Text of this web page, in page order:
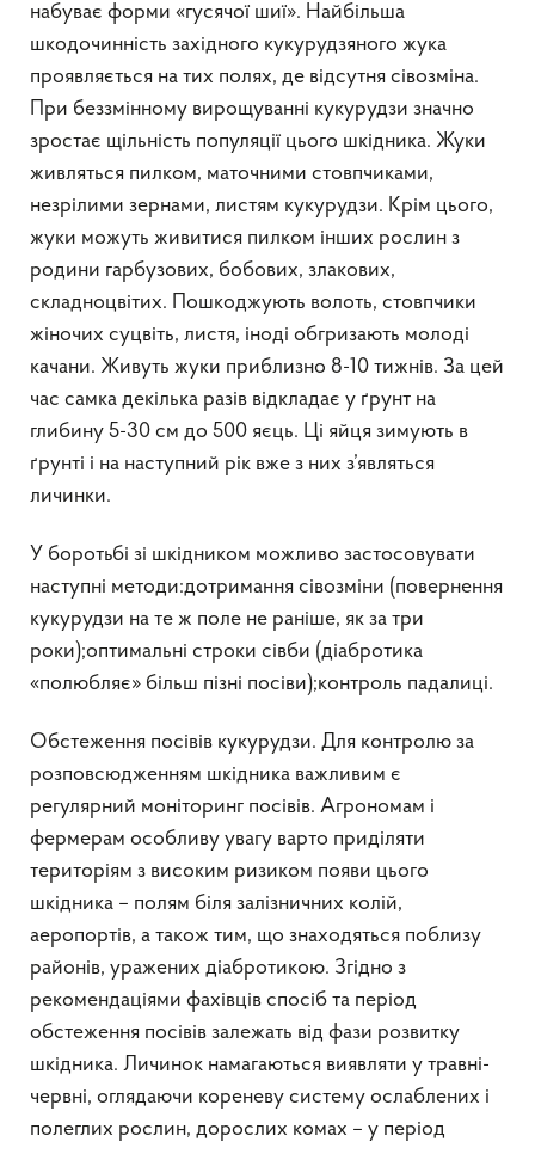
набуває форми «гусячої шиї». Найбільша
шкодочинність західного кукурудзяного жука
проявляється на тих полях, де відсутня сівозміна.
При беззмінному вирощуванні кукурудзи значно
зростає щільність популяції цього шкідника. Жуки
живляться пилком, маточними стовпчиками,
незрілими зернами, листям кукурудзи. Крім цього,
жуки можуть живитися пилком інших рослин з
родини гарбузових, бобових, злакових,
складноцвітих. Пошкоджують волоть, стовпчики
жіночих суцвіть, листя, іноді обгризають молоді
качани. Живуть жуки приблизно 8-10 тижнів. За цей
час самка декілька разів відкладає у ґрунт на
глибину 5-30 см до 500 яєць. Ці яйця зимують в
ґрунті і на наступний рік вже з них з’являться
личинки.
У боротьбі зі шкідником можливо застосовувати
наступні методи:дотримання сівозміни (повернення
кукурудзи на те ж поле не раніше, як за три
роки);оптимальні строки сівби (діабротика
«полюбляє» більш пізні посіви);контроль падалиці.
Обстеження посівів кукурудзи. Для контролю за
розповсюдженням шкідника важливим є
регулярний моніторинг посівів. Агрономам і
фермерам особливу увагу варто приділяти
територіям з високим ризиком появи цього
шкідника – полям біля залізничних колій,
аеропортів, а також тим, що знаходяться поблизу
районів, уражених діабротикою. Згідно з
рекомендаціями фахівців спосіб та період
обстеження посівів залежать від фази розвитку
шкідника. Личинок намагаються виявляти у травні-
червні, оглядаючи кореневу систему ослаблених і
полеглих рослин, дорослих комах – у період